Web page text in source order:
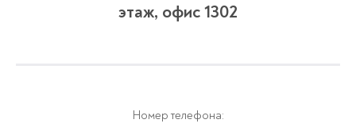
этаж, офис 1302
Номер телефона: